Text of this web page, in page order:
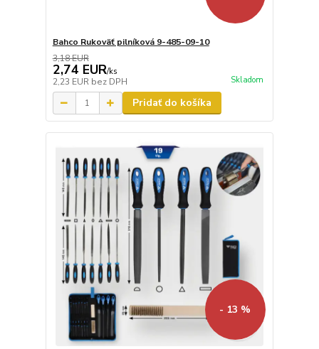
Bahco Rukoväť pilníková 9-485-09-10
3,18 EUR
2,74 EUR/ks
2,23 EUR bez DPH Skladom
Pridať do košíka
- 13 %